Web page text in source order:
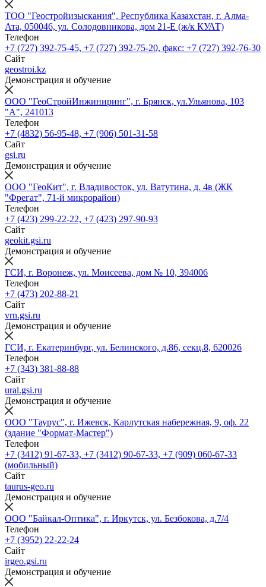
ТОО "Геостройизыскания", Республика Казахстан, г. Алма-
Ата, 050046, ул. Солодовникова, дом 21-Е (ж/к КУАТ)
Телефон
+7 (727) 392-75-45, +7 (727) 392-75-20, факс: +7 (727) 392-76-30
Сайт
geostroi.kz
Демонстрация и обучение
ООО "ГеоСтройИнжиниринг", г. Брянск, ул.Ульянова, 103
"А", 241013
Телефон
+7 (4832) 56-95-48, +7 (906) 501-31-58
Сайт
gsi.ru
Демонстрация и обучение
ООО "ГеоКит", г. Владивосток, ул. Ватутина, д. 4в (ЖК
"Фрегат", 71-й микрорайон)
Телефон
+7 (423) 299-22-22, +7 (423) 297-90-93
Сайт
geokit.gsi.ru
Демонстрация и обучение
ГСИ, г. Воронеж, ул. Моисеева, дом № 10, 394006
Телефон
+7 (473) 202-88-21
Сайт
vrn.gsi.ru
Демонстрация и обучение
ГСИ, г. Екатеринбург, ул. Белинского, д.86, секц.8, 620026
Телефон
+7 (343) 381-88-88
Сайт
ural.gsi.ru
Демонстрация и обучение
ООО "Таурус", г. Ижевск, Карлутская набережная, 9, оф. 22
(здание "Формат-Мастер")
Телефон
+7 (3412) 91-67-33, +7 (3412) 90-67-33, +7 (909) 060-67-33
(мобильный)
Сайт
taurus-geo.ru
Демонстрация и обучение
ООО "Байкал-Оптика", г. Иркутск, ул. Безбокова, д.7/4
Телефон
+7 (3952) 22-22-24
Сайт
irgeo.gsi.ru
Демонстрация и обучение